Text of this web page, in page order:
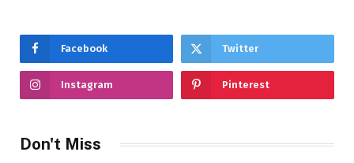
Facebook Twitter
Instagram Pinterest
Don't Miss